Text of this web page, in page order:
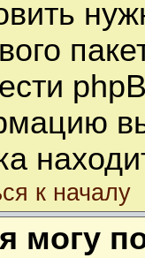
к началу
могу